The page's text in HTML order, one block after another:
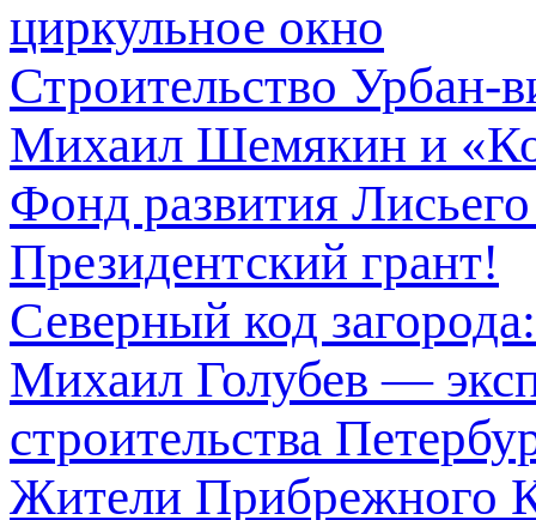
циркульное окно
Строительство Урбан-
Михаил Шемякин и
Фонд развития
Президентский грант!
Северный код
Михаил Голубев —
строительства
Жители Прибрежного